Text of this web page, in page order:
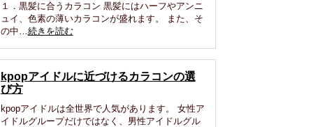
１．黒髪に合うカラコン 黒髪にはハーフやアンニ
ュイ、色素の薄いカラコンが盛れます。 また、そ
の中…続きを読む
kpopアイドルに近づけるカラコンの選
び方
kpopアイドルは全世界で人気があります。 女性ア
イドルグループだけではなく、男性アイドルグル